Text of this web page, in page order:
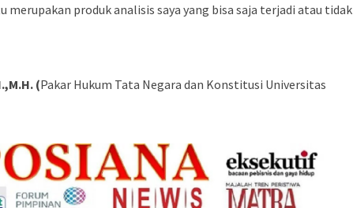
produk analisis saya yang bisa saja terjadi atau tidak
(Pakar Hukum Tata Negara dan Konstitusi Universitas